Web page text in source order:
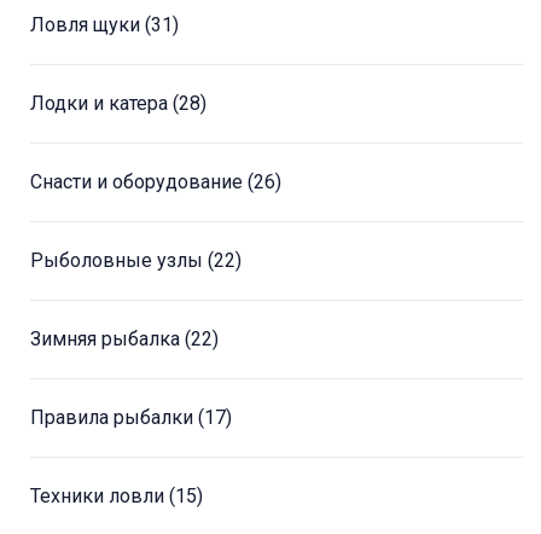
Ловля щуки (31)
Лодки и катера (28)
Снасти и оборудование (26)
Рыболовные узлы (22)
Зимняя рыбалка (22)
Правила рыбалки (17)
Техники ловли (15)